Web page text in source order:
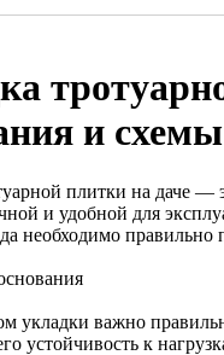
и
плитки на даче —
и удобной для
необходимо правильно
укладки важно
устойчивость к